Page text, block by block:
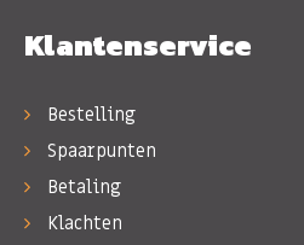
Klantenservice
Bestelling
Spaarpunten
Betaling
Klachten